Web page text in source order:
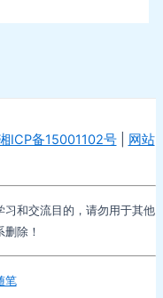
ICP备15001102号| 网站
和交流目的，请勿用于其他
除！
笔